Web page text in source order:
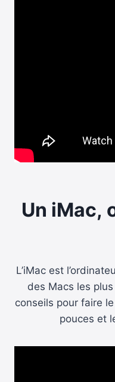
Un iMac,
L’iMac est
des Macs les
conseils pour faire
pouces et